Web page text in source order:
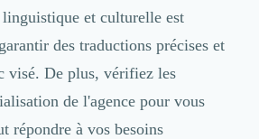
et culturelle est
des traductions précises et
visé. De plus, vérifiez les
de l'agence pour vous
répondre à vos besoins